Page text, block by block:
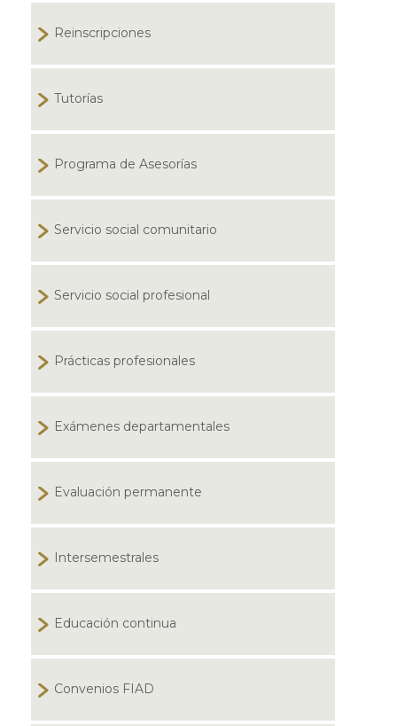
Reinscripciones
Tutorías
Programa de Asesorías
Servicio social comunitario
Servicio social profesional
Prácticas profesionales
Exámenes departamentales
Evaluación permanente
Intersemestrales
Educación continua
Convenios FIAD